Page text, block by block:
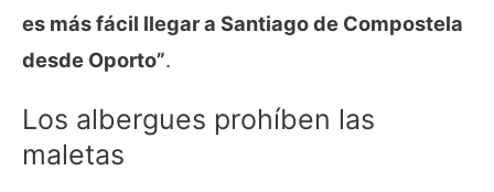
es más fácil llegar a Santiago de Compostela
desde Oporto”.
Los albergues prohíben las
maletas